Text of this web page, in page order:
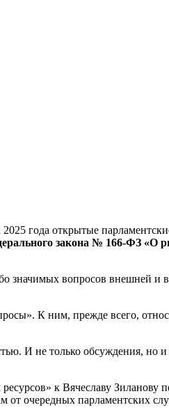
года открытые
закона № 166-ФЗ «О
значимых вопросов внешней и
К ним, прежде всего,
И не только обсуждения, но
к Вячеславу Зиланову
от очередных парламентских